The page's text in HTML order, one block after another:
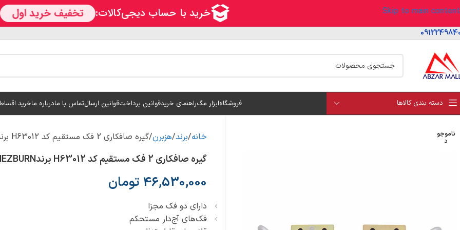
Skip to main content
دسته بندی کالاها فروشگاهابزار مگراهنمای خریدقوانین پرداختقوانین ارسالتماس با مادرباره ماخرید
ناموجو
د خانه برند هزبرن گیره صافکاری 2 فک مستقیم کد H63012 برندHEZBURN
گیره صافکاری 2 فک مستقیم کد H63012 برندHEZBURN
46,530,000 تومان
دارای دو فک مجزا
فک‌های آج‌دار مستحکم